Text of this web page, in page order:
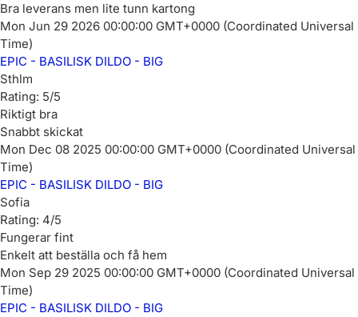
Bra leverans men lite tunn kartong
Mon Jun 29 2026 00:00:00 GMT+0000 (Coordinated Universal
Time)
EPIC - BASILISK DILDO - BIG
Sthlm
Rating: 5/5
Riktigt bra
Snabbt skickat
Mon Dec 08 2025 00:00:00 GMT+0000 (Coordinated Universal
Time)
EPIC - BASILISK DILDO - BIG
Sofia
Rating: 4/5
Fungerar fint
Enkelt att beställa och få hem
Mon Sep 29 2025 00:00:00 GMT+0000 (Coordinated Universal
Time)
EPIC - BASILISK DILDO - BIG